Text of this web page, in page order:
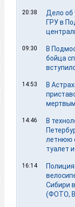
20:38
Дело об
ГРУ в
09:30
В
бойца
14:53
В
мертвым
14:46
В
летнюю
туалет
16:14
Сибири
(ФОТО,